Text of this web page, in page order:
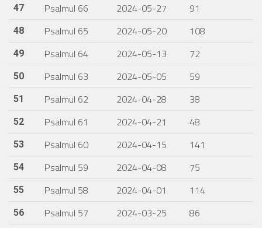
47 Psalmul 66 2024-05-27 91
48 Psalmul 65 2024-05-20 108
49 Psalmul 64 2024-05-13 72
50 Psalmul 63 2024-05-05 59
51 Psalmul 62 2024-04-28 38
52 Psalmul 61 2024-04-21 48
53 Psalmul 60 2024-04-15 141
54 Psalmul 59 2024-04-08 75
55 Psalmul 58 2024-04-01 114
56 Psalmul 57 2024-03-25 86